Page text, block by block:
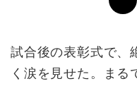
試合後の表彰式で、
く涙を見せた。まる